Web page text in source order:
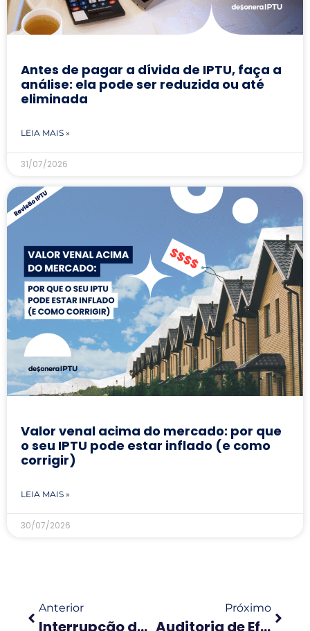
Antes de pagar a dívida de IPTU, faça a
análise: ela pode ser reduzida ou até
eliminada
LEIA MAIS »
31/07/2026
Valor venal acima do mercado: por que
o seu IPTU pode estar inflado (e como
corrigir)
LEIA MAIS »
30/07/2026
Anterior
Interrupção da prescrição do IPTU: por que parcelar pode manter a dívida viva por anos
Próximo
Auditoria de Eficiência de IPTU: o que é, por que importa e quando faz sentido para portfólios imobiliários